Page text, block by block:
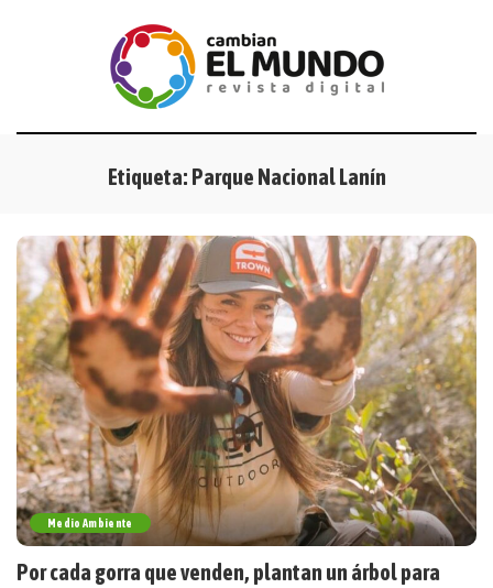
Etiqueta: Parque Nacional Lanín
Medio Ambiente
Por cada gorra que venden, plantan un árbol para